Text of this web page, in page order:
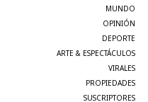
MUNDO
OPINIÓN
DEPORTE
ARTE & ESPECTÁCULOS
VIRALES
PROPIEDADES
SUSCRIPTORES